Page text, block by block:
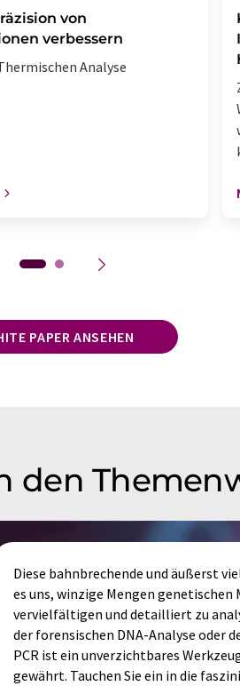
von
verbessern
Analyse
PAPER ANSEHEN
den
Diese bahnbrechende und äußerst
es uns, winzige Mengen
vervielfältigen und detailliert zu
der forensischen DNA-Analyse oder
PCR ist ein unverzichtbares
gewährt. Tauchen Sie ein in die